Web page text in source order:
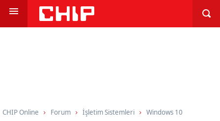
CHIP Online Forum İşletim Sistemleri Windows 10